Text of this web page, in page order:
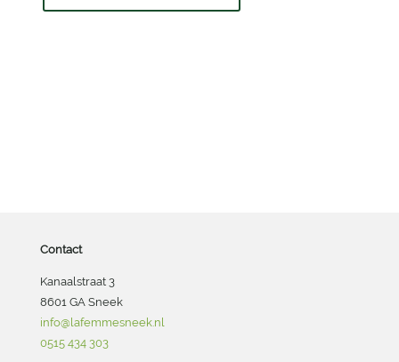
Contact
Kanaalstraat 3
8601 GA Sneek
info@lafemmesneek.nl
0515 434 303